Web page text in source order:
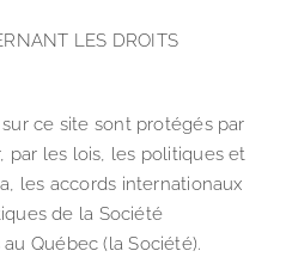
LES DROITS
ce site sont protégés par
par les lois, les politiques et
les accords internationaux
de la Société
Québec (la Société).